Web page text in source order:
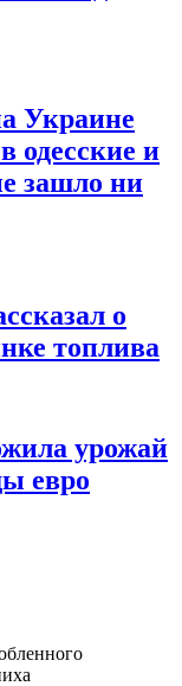
Украине
одесские и
зашло ни
о
топлива
урожай
евро